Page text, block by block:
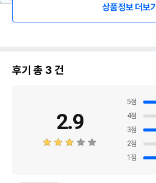
상품정보 더보기
후기 총 3 건
2.9
5점
4점
3점
2점
1 점